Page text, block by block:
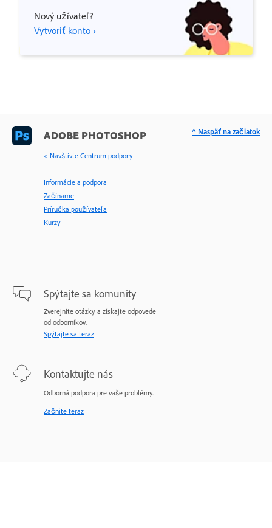
Nový užívateľ?
Vytvoriť konto ›
ADOBE PHOTOSHOP
< Navštívte Centrum podpory
Informácie a podpora
Začíname
Príručka používateľa
Kurzy
Spýtajte sa komunity
Zverejnite otázky a získajte odpovede
od odborníkov.
Spýtajte sa teraz
Kontaktujte nás
Odborná podpora pre vaše problémy.
Začnite teraz
^ Naspäť na začiatok